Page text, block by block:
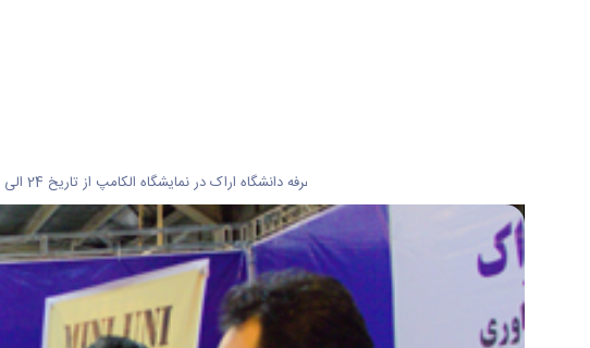
به گزارش روابط عمومی دانشگاه اراک غرفه دانشگاه اراک در نمایشگاه الکامپ از تاریخ 24 الی 28 آبان ماه در محل دائمی برگزاری نمایشگاه های استان مرکزی با حضور گروه فناور بردال و استارتاپ های زرینچه، ریمرسی و miniuni برپا شد.